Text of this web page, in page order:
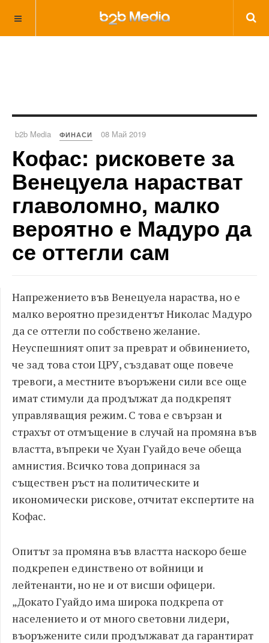
b2b Media ФИНАСИ 08 Май 2019
Кофас: рисковете за
Венецуела нарастват
главоломно, малко
вероятно е Мадуро да
се оттегли сам
Напрежението във Венецуела нараства, но е
малко вероятно президентът Николас Мадуро
да се оттегли по собствено желание.
Неуспешният опит за преврат и обвинението,
че зад това стои ЦРУ, създават още повече
тревоги, а местните въоръжени сили все още
имат стимули да продължат да подкрепят
управляващия режим. С това е свързан и
страхът от отмъщение в случай на промяна във
властта, въпреки че Хуан Гуайдо вече обеща
амнистия. Всичко това допринася за
съществен ръст на политическите и
икономически рискове, отчитат експертите на
Кофас.
Опитът за промяна във властта наскоро беше
подкрепен единствено от войници и
лейтенанти, но не и от висши офицери.
„Докато Гуайдо има широка подкрепа от
населението и от много световни лидери,
въоръжените сили продължават да гарантират